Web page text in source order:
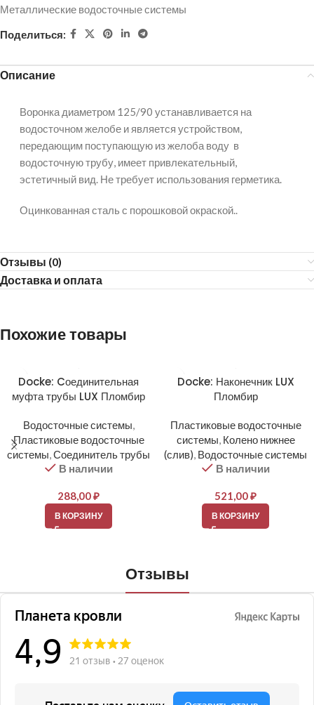
Металлические водосточные системы
Поделиться:
Описание
Воронка диаметром 125/90 устанавливается на
водосточном желобе и является устройством,
передающим поступающую из желоба воду в
водосточную трубу, имеет привлекательный,
эстетичный вид. Не требует использования герметика.
Оцинкованная сталь с порошковой окраской..
Отзывы (0)
Доставка и оплата
Похожие товары
Docke: Cоединительная
муфта трубы LUX Пломбир
Водосточные системы,
Пластиковые водосточные
системы,Соединитель трубы
В наличии
288,00₽
В КОРЗИНУ
Docke: Наконечник LUX
Пломбир
Пластиковые водосточные
системы, Колено нижнее
(слив), Водосточные системы
В наличии
521,00₽
В КОРЗИНУ
Отзывы